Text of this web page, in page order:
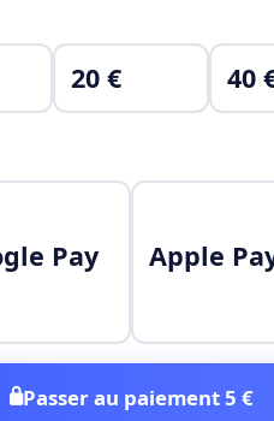
20 € 40
Pay Apple
Passer au paiement 5 €